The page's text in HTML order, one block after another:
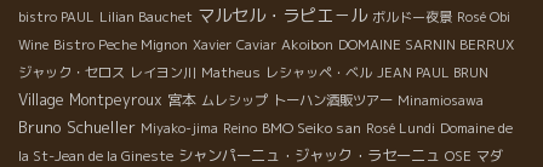
bistro PAUL Lilian Bauchet マルセル・ラピエ－ル ボルドー夜景 Rosé Obi
Wine Bistro Peche Mignon Xavier Caviar Akoibon DOMAINE SARNIN BERRUX
ジャック・セロス レイヨン川 Matheus レシャッペ・ベル JEAN PAUL BRUN
Village Montpeyroux 宮本 ムレシップ トーハン酒販ツアー Minamiosawa
Bruno Schueller Miyako-jima Reino BMO Seiko san Rosé Lundi Domaine de
la St-Jean de la Gineste シャンパーニュ・ジャック・ラセーニュ OSE マダ